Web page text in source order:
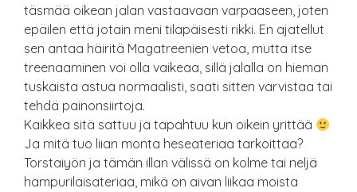
täsmää oikean jalan vastaavaan varpaaseen, joten
epäilen että jotain meni tilapäisesti rikki. En ajatellut
sen antaa häiritä Magatreenien vetoa, mutta itse
treenaaminen voi olla vaikeaa, sillä jalalla on hieman
tuskaista astua normaalisti, saati sitten varvistaa tai
tehdä painonsiirtoja.
Kaikkea sitä sattuu ja tapahtuu kun oikein yrittää
Ja mitä tuo liian monta heseateriaa tarkoittaa?
Torstaiyön ja tämän illan välissä on kolme tai neljä
hampurilaisateriaa, mikä on aivan liikaa moista